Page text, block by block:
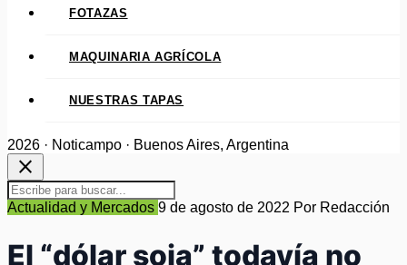
FOTAZAS
MAQUINARIA AGRÍCOLA
NUESTRAS TAPAS
2026 · Noticampo · Buenos Aires, Argentina
close
Actualidad y Mercados 9 de agosto de 2022 Por Redacción
El “dólar soja” todavía no